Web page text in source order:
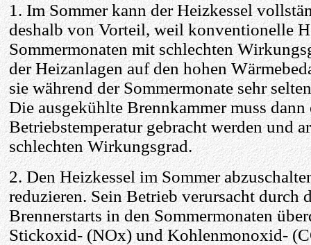
1. Im Sommer kann der Heizkessel
deshalb von Vorteil, weil konventionelle
Sommermonaten mit schlechten
der Heizanlagen auf den hohen
sie während der Sommermonate sehr
Die ausgekühlte Brennkammer muss dann
Betriebstemperatur gebracht werden und
schlechten Wirkungsgrad.
2. Den Heizkessel im Sommer
reduzieren. Sein Betrieb verursacht durch
Brennerstarts in den Sommermonaten
Stickoxid- (NOx) und Kohlenmonoxid-